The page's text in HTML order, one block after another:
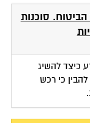
סוכנות
כיצד להשיג
כי רכש